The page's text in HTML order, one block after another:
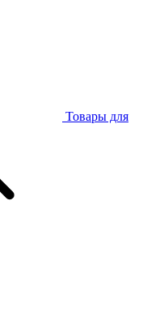
Товары для